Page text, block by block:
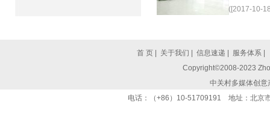
([2017-10-
首 页 关于我们 信息速递 服务体系
Copyright©2008-2023
中关村多媒体创
电话：（+86）10-51709191 地址：北京